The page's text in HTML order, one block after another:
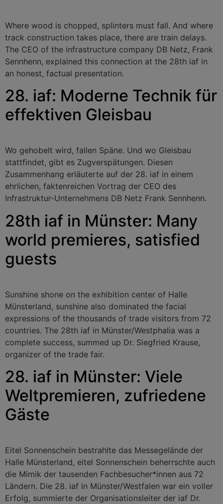
Where wood is chopped, splinters must fall. And where
track construction takes place, there are train delays.
The CEO of the infrastructure company DB Netz, Frank
Sennhenn, explained this connection at the 28th iaf in
an honest, factual presentation.
28. iaf: Moderne Technik für
effektiven Gleisbau
Wo gehobelt wird, fallen Späne. Und wo Gleisbau
stattfindet, gibt es Zugverspätungen. Diesen
Zusammenhang erläuterte auf der 28. iaf in einem
ehrlichen, faktenreichen Vortrag der CEO des
Infrastruktur-Unternehmens DB Netz Frank Sennhenn.
28th iaf in Münster: Many
world premieres, satisfied
guests
Sunshine shone on the exhibition center of Halle
Münsterland, sunshine also dominated the facial
expressions of the thousands of trade visitors from 72
countries. The 28th iaf in Münster/Westphalia was a
complete success, summed up Dr. Siegfried Krause,
organizer of the trade fair.
28. iaf in Münster: Viele
Weltpremieren, zufriedene
Gäste
Eitel Sonnenschein bestrahlte das Messegelände der
Halle Münsterland, eitel Sonnenschein beherrschte auch
die Mimik der tausenden Fachbesucher*innen aus 72
Ländern. Die 28. iaf in Münster/Westfalen war ein voller
Erfolg, summierte der Organisationsleiter der iaf Dr.